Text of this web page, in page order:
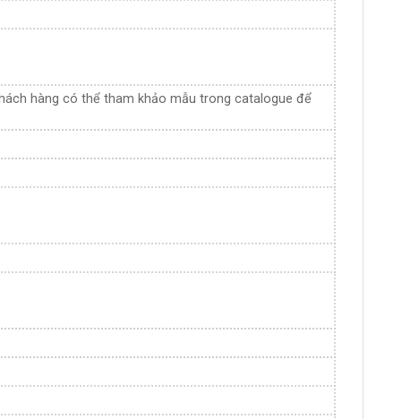
hàng có thể tham khảo mẫu trong catalogue để